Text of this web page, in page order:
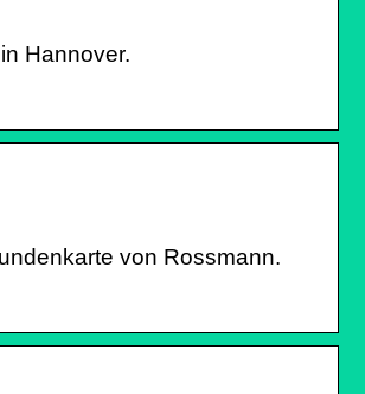
Hannover.
von Rossmann.